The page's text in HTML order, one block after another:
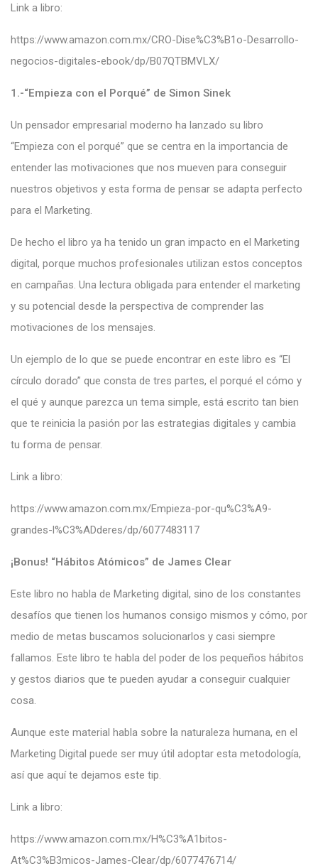
Link a libro:
https://www.amazon.com.mx/CRO-Dise%C3%B1o-Desarrollo-
negocios-digitales-ebook/dp/B07QTBMVLX/
1.-“Empieza con el Porqué” de Simon Sinek
Un pensador empresarial moderno ha lanzado su libro
“Empieza con el porqué” que se centra en la importancia de
entender las motivaciones que nos mueven para conseguir
nuestros objetivos y esta forma de pensar se adapta perfecto
para el Marketing.
De hecho el libro ya ha tenido un gran impacto en el Marketing
digital, porque muchos profesionales utilizan estos conceptos
en campañas. Una lectura obligada para entender el marketing
y su potencial desde la perspectiva de comprender las
motivaciones de los mensajes.
Un ejemplo de lo que se puede encontrar en este libro es “El
círculo dorado” que consta de tres partes, el porqué el cómo y
el qué y aunque parezca un tema simple, está escrito tan bien
que te reinicia la pasión por las estrategias digitales y cambia
tu forma de pensar.
Link a libro:
https://www.amazon.com.mx/Empieza-por-qu%C3%A9-
grandes-l%C3%ADderes/dp/6077483117
¡Bonus! “Hábitos Atómicos” de James Clear
Este libro no habla de Marketing digital, sino de los constantes
desafíos que tienen los humanos consigo mismos y cómo, por
medio de metas buscamos solucionarlos y casi siempre
fallamos. Este libro te habla del poder de los pequeños hábitos
y gestos diarios que te pueden ayudar a conseguir cualquier
cosa.
Aunque este material habla sobre la naturaleza humana, en el
Marketing Digital puede ser muy útil adoptar esta metodología,
así que aquí te dejamos este tip.
Link a libro:
https://www.amazon.com.mx/H%C3%A1bitos-
At%C3%B3micos-James-Clear/dp/6077476714/